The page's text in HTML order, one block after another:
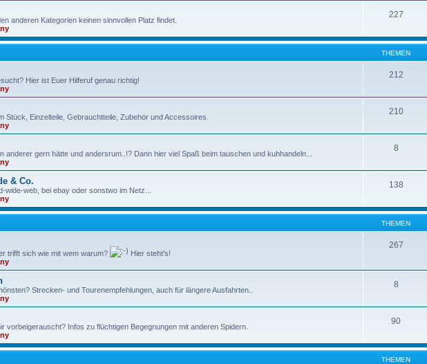
anderen Kategorien keinen sinnvollen Platz findet.
227
THEMEN
Hier ist Euer Hilferuf genau richtig!
212
Stück, Einzelteile, Gebrauchtteile, Zubehör und Accessoires.
210
anderer gern hätte und andersrum..!? Dann hier viel Spaß beim tauschen und kuhhandeln...
8
& Co.
wide-web, bei ebay oder sonstwo im Netz...
138
THEMEN
trifft sich wie mit wem warum?
Hier steht's!
267
Strecken- und Tourenempfehlungen, auch für längere Ausfahrten..
8
vorbeigerauscht? Infos zu flüchtigen Begegnungen mit anderen Spidern.
90
THEMEN